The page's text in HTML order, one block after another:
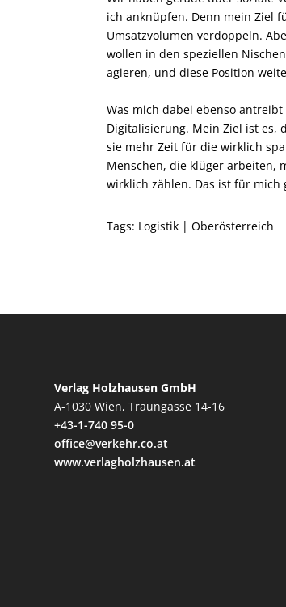
ich anknüpfen. Denn mein Ziel
Umsatzvolumen verdoppeln.
wollen in den speziellen
agieren, und diese Position
Was mich dabei ebenso
Digitalisierung. Mein Ziel ist es,
sie mehr Zeit für die wirklich
Menschen, die klüger arbeiten,
wirklich zählen. Das ist für mich
Tags: Logistik | Oberösterreich
Verlag Holzhausen GmbH
A-1030 Wien, Traungasse 14-16
+43-1-740 95-0
office@verkehr.co.at
www.verlagholzhausen.at